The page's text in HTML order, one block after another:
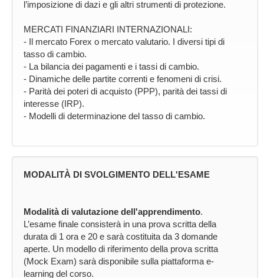
l’imposizione di dazi e gli altri strumenti di protezione.
MERCATI FINANZIARI INTERNAZIONALI:
- Il mercato Forex o mercato valutario. I diversi tipi di
tasso di cambio.
- La bilancia dei pagamenti e i tassi di cambio.
- Dinamiche delle partite correnti e fenomeni di crisi.
- Parità dei poteri di acquisto (PPP), parità dei tassi di
interesse (IRP).
- Modelli di determinazione del tasso di cambio.
MODALITÀ DI SVOLGIMENTO DELL'ESAME
Modalità di valutazione dell'apprendimento.
L’esame finale consisterà in una prova scritta della
durata di 1 ora e 20 e sarà costituita da 3 domande
aperte. Un modello di riferimento della prova scritta
(Mock Exam) sarà disponibile sulla piattaforma e-
learning del corso.